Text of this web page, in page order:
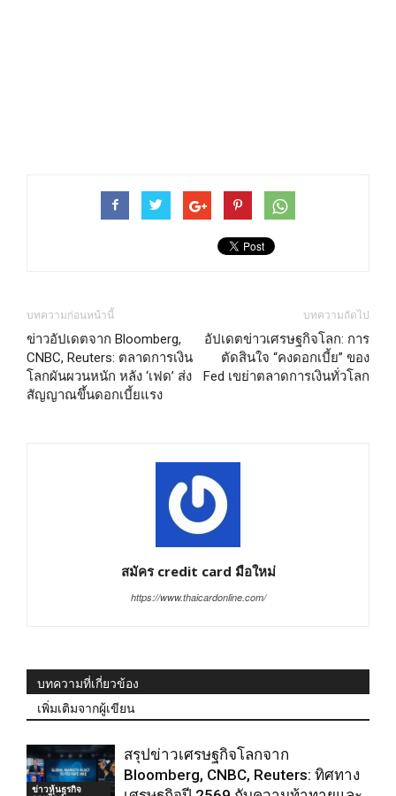
บทความก่อนหน้านี้
ข่าวอัปเดตจาก Bloomberg,
CNBC, Reuters: ตลาดการเงิน
โลกผันผวนหนัก หลัง ‘เฟด’ ส่ง
สัญญาณขึ้นดอกเบี้ยแรง
บทความถัดไป
อัปเดตข่าวเศรษฐกิจโลก: การ
ตัดสินใจ “คงดอกเบี้ย” ของ
Fed เขย่าตลาดการเงินทั่วโลก
สมัคร credit card มือใหม่
https://www.thaicardonline.com/
บทความที่เกี่ยวข้อง
เพิ่มเติมจากผู้เขียน
ข่าวหุ้นธุรกิจ
สรุปข่าวเศรษฐกิจโลกจาก
Bloomberg, CNBC, Reuters: ทิศทาง